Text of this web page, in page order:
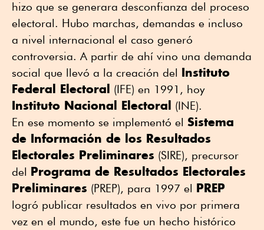
hizo que se generara desconfianza del proceso
electoral. Hubo marchas, demandas e incluso
a nivel internacional el caso generó
controversia. A partir de ahí vino una demanda
social que llevó a la creación del Instituto
Federal Electoral (IFE) en 1991, hoy
Instituto Nacional Electoral (INE).
En ese momento se implementó el Sistema
de Información de los Resultados
Electorales Preliminares (SIRE), precursor
del Programa de Resultados Electorales
Preliminares (PREP), para 1997 el PREP
logró publicar resultados en vivo por primera
vez en el mundo, este fue un hecho histórico